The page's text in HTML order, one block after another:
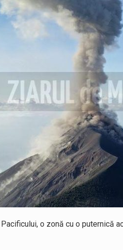
o zonă cu o puternică